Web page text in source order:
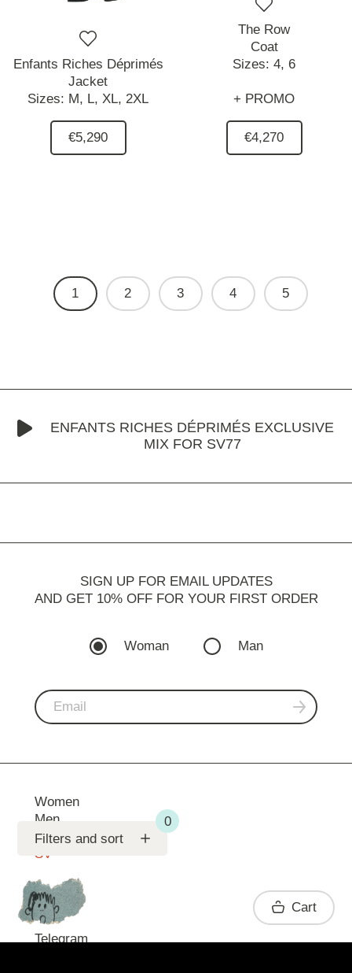
Enfants Riches Déprimés
Jacket
Sizes: M, L, XL, 2XL
€5,290
The Row
Coat
Sizes: 4, 6
+ PROMO
€4,270
1 2 3 4 5
ENFANTS RICHES DÉPRIMÉS EXCLUSIVE
MIX FOR SV77
SIGN UP FOR EMAIL UPDATES
AND GET 10% OFF FOR YOUR FIRST ORDER
Woman Man
Women
Men
Support
SV
Contact
Telegram
Cart
Filters and sort